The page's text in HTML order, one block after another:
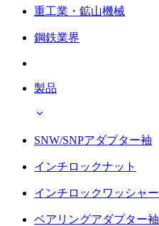
重工業・鉱山機械
鋼鉄業界
製品
SNW/SNPアダプター袖
インチロックナット
インチロックワッシャー
ベアリングアダプター袖